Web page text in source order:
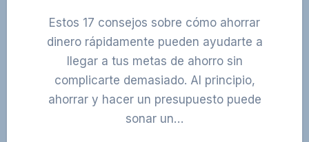
Estos 17 consejos sobre cómo ahorrar
dinero rápidamente pueden ayudarte a
llegar a tus metas de ahorro sin
complicarte demasiado. Al principio,
ahorrar y hacer un presupuesto puede
sonar un…